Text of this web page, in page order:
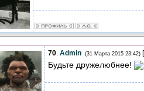
70. Admin (31 Марта 2015 23:42) [
Будьте дружелюбнее!